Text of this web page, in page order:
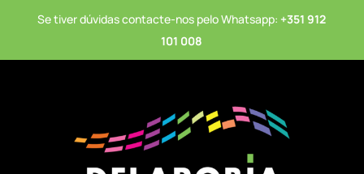
Se tiver dúvidas contacte-nos pelo Whatsapp: +351 912
101 008